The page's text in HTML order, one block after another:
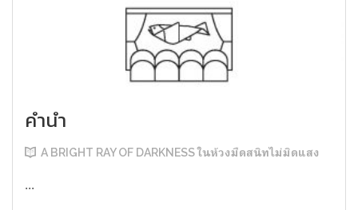
คำนำ
A BRIGHT RAY OF DARKNESS ในห้วงมืดสนิทไม่มิดแสง
...